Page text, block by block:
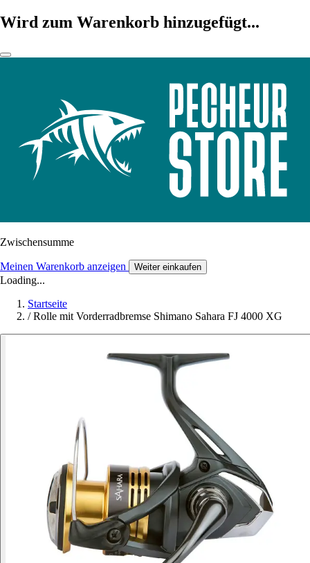
Wird zum Warenkorb hinzugefügt...
Zwischensumme
Meinen Warenkorb anzeigen Weiter einkaufen
Loading...
Startseite
/ Rolle mit Vorderradbremse Shimano Sahara FJ 4000 XG